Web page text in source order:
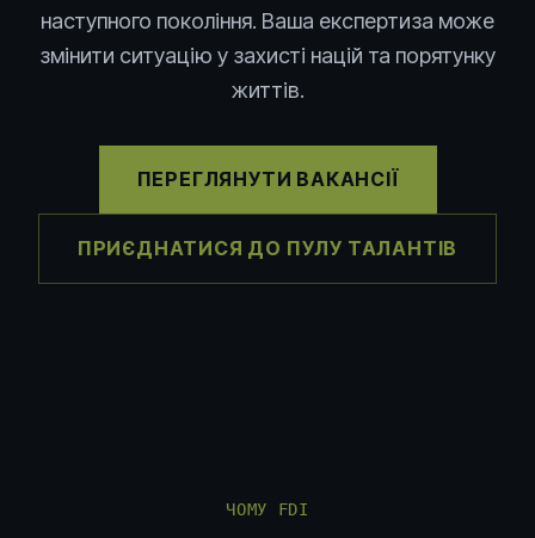
наступного покоління. Ваша експертиза може
змінити ситуацію у захисті націй та порятунку
життів.
ПЕРЕГЛЯНУТИ ВАКАНСІЇ
ПРИЄДНАТИСЯ ДО ПУЛУ ТАЛАНТІВ
ЧОМУ FDI